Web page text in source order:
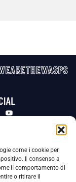
come i cookie per
Il consenso a
il comportamento di
o ritirare il
specializzata che vigila sulle modalità